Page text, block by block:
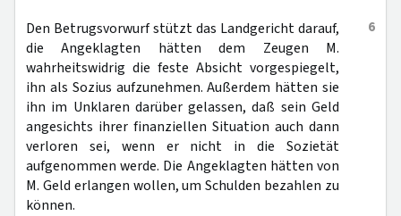
6
Den Betrugsvorwurf stützt das Landgericht darauf,
die Angeklagten hätten dem Zeugen M.
wahrheitswidrig die feste Absicht vorgespiegelt,
ihn als Sozius aufzunehmen. Außerdem hätten sie
ihn im Unklaren darüber gelassen, daß sein Geld
angesichts ihrer finanziellen Situation auch dann
verloren sei, wenn er nicht in die Sozietät
aufgenommen werde. Die Angeklagten hätten von
M. Geld erlangen wollen, um Schulden bezahlen zu
können.